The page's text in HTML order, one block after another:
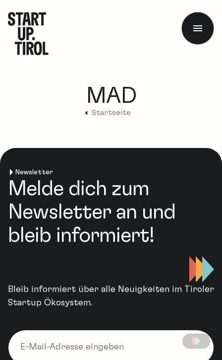
MAD
Startseite
Newsletter
Melde dich zum
Newsletter an und
bleib informiert!
Bleib informiert über alle Neuigkeiten im Tiroler
Startup Ökosystem.